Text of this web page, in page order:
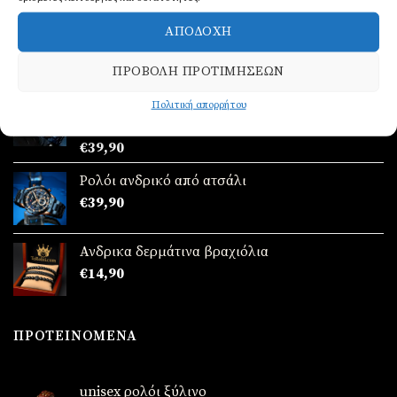
ΑΠΟΔΟΧΉ
ΠΡΟΒΟΛΉ ΠΡΟΤΙΜΉΣΕΩΝ
Πολιτική απορρήτου
Ανδρικό Πορτοφόλι
€19,90
Ρολόι ανδρικό από ατσάλι
Βαθμολογήθηκε
με5.00
από 5
€39,90
Ρολόι ανδρικό από ατσάλι
€39,90
Ανδρικα δερμάτινα βραχιόλια
€14,90
ΠΡΟΤΕΙΝΌΜΕΝΑ
unisex ρολόι ξύλινο